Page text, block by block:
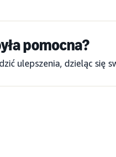
pomocna?
ulepszenia, dzieląc się